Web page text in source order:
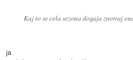
Kaj to se cela sezona dogaja znotraj
ja